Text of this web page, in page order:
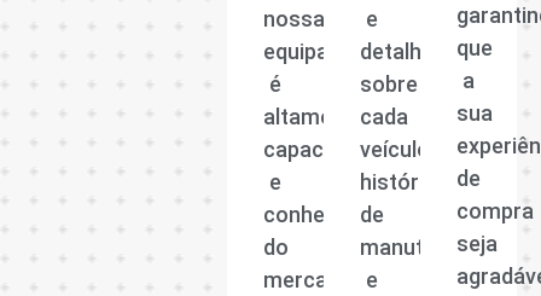
nossa
equipa
é
altamente
capacitada
e
conhecedora
do
mercado
e
detalhadas
sobre
cada
veículo,
histórico
de
manutenção
e
que
a
sua
de
compra
seja